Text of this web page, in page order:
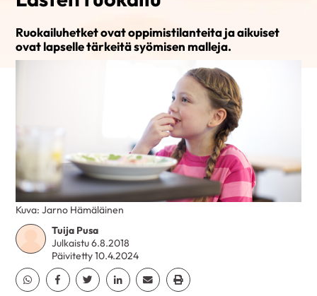
Ruokailuhetket ovat oppimistilanteita ja aikuiset
ovat lapselle tärkeitä syömisen malleja.
Tuija Pusa
Julkaistu 6.8.2018
Päivitetty 10.4.2024
Jaa Whatsapp
Jaa Facebook
Jaa TwitterJaa Linkedin
Jaa EmailJaa Print
Kuva: Jarno Hämäläinen